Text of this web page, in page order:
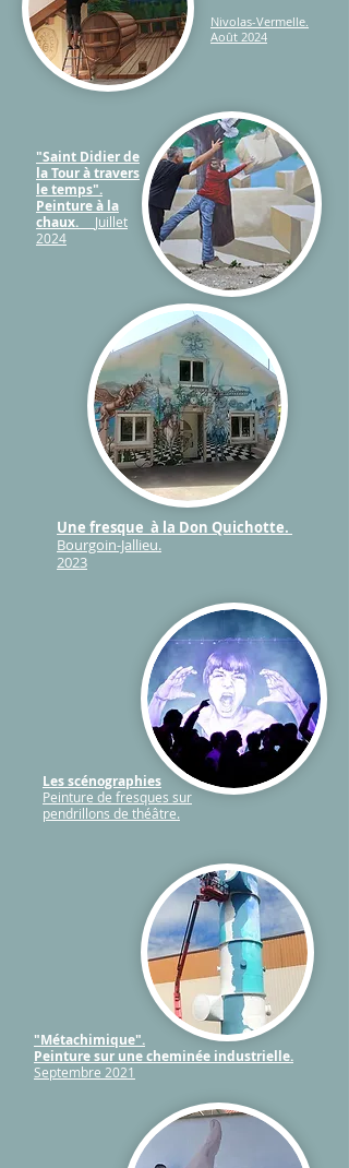
Nivolas-Vermelle.
Août 2024
"Saint Didier de
la Tour à travers
le temps".
Peinture à la
chaux. Juillet
2024
Une fresque à la Don Quichotte.
Bourgoin-Jallieu.
2023
Les scénographies
Peinture de fresques sur
pendrillons de théâtre.
"Métachimique".
Peinture sur une cheminée industrielle.
Septembre 2021